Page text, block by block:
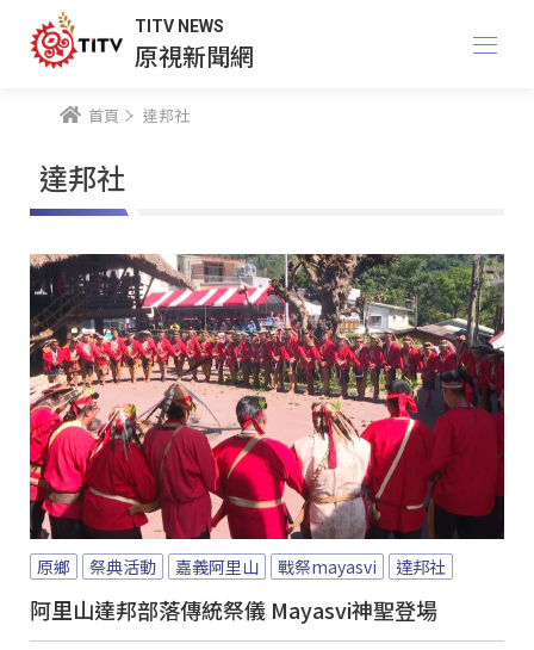
TITV NEWS
原視新聞網
首頁 達邦社
達邦社
原鄉 祭典活動 嘉義阿里山 戰祭mayasvi 達邦社
阿里山達邦部落傳統祭儀 Mayasvi神聖登場